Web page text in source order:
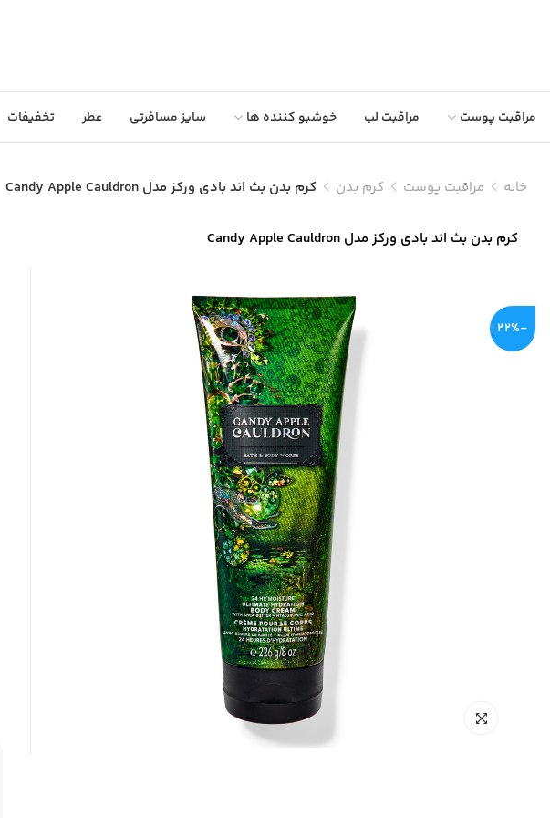
مراقبت پوست مراقبت لب خوشبو کننده ها سایز مسافرتی عطر تخفیفات
خانه مراقبت پوست کرم بدن کرم بدن بث اند بادی ورکز مدل ‏Candy Apple Cauldron
-22%
کرم بدن بث اند بادی ورکز مدل ‏Candy Apple Cauldron